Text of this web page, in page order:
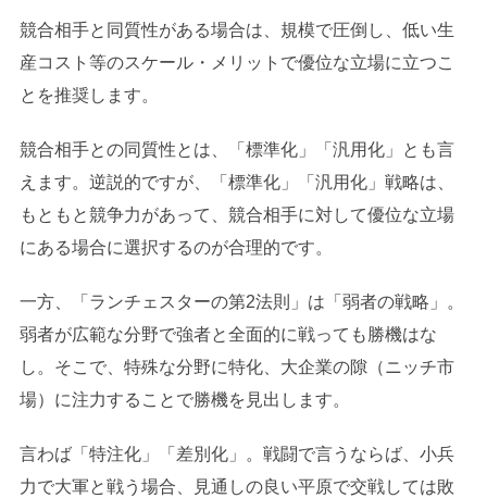
競合相手と同質性がある場合は、規模で圧倒し、低い生
産コスト等のスケール・メリットで優位な立場に立つこ
とを推奨します。
競合相手との同質性とは、「標準化」「汎用化」とも言
えます。逆説的ですが、「標準化」「汎用化」戦略は、
もともと競争力があって、競合相手に対して優位な立場
にある場合に選択するのが合理的です。
一方、「ランチェスターの第2法則」は「弱者の戦略」。
弱者が広範な分野で強者と全面的に戦っても勝機はな
し。そこで、特殊な分野に特化、大企業の隙（ニッチ市
場）に注力することで勝機を見出します。
言わば「特注化」「差別化」。戦闘で言うならば、小兵
力で大軍と戦う場合、見通しの良い平原で交戦しては敗